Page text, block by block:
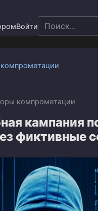
Войти
Search
for:
компрометации
кампания
фиктивные